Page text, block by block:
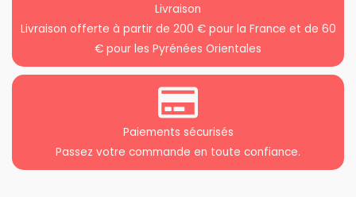
Livraison
Livraison offerte à partir de 200 € pour la France et de 60
€ pour les Pyrénées Orientales
Paiements sécurisés
Passez votre commande en toute confiance.